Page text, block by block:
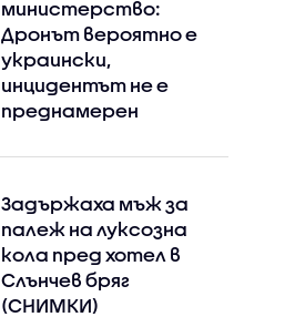
министерство:
Дронът вероятно е
украински,
инцидентът не е
преднамерен
Задържаха мъж за
палеж на луксозна
кола пред хотел в
Слънчев бряг
(СНИМКИ)